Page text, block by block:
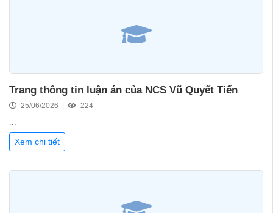
Trang thông tin luận án của NCS Vũ Quyết Tiến
25/06/2026 | 224
...
Xem chi tiết